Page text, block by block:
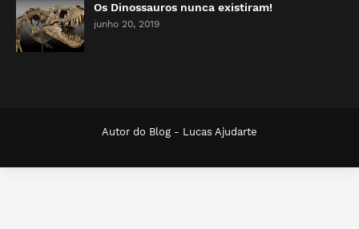
Os Dinossauros nunca existiram!
junho 20, 2019
Autor do Blog - Lucas Ajudarte